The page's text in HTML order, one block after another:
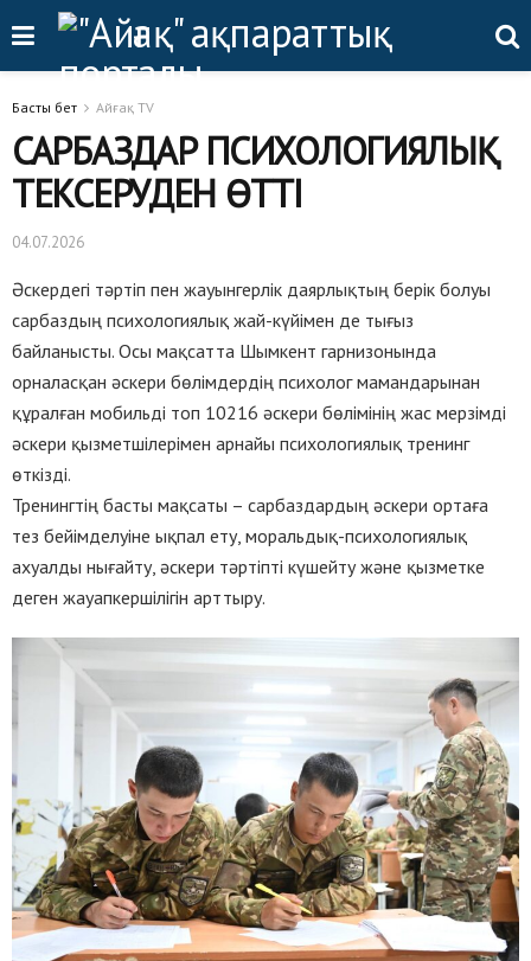
Басты бет Айғақ TV
САРБАЗДАР ПСИХОЛОГИЯЛЫҚ
ТЕКСЕРУДЕН ӨТТІ
04.07.2026
Әскердегі тәртіп пен жауынгерлік даярлықтың берік болуы
сарбаздың психологиялық жай-күйімен де тығыз
байланысты. Осы мақсатта Шымкент гарнизонында
орналасқан әскери бөлімдердің психолог мамандарынан
құралған мобильді топ 10216 әскери бөлімінің жас мерзімді
әскери қызметшілерімен арнайы психологиялық тренинг
өткізді.
Тренингтің басты мақсаты – сарбаздардың әскери ортаға
тез бейімделуіне ықпал ету, моральдық-психологиялық
ахуалды нығайту, әскери тәртіпті күшейту және қызметке
деген жауапкершілігін арттыру.